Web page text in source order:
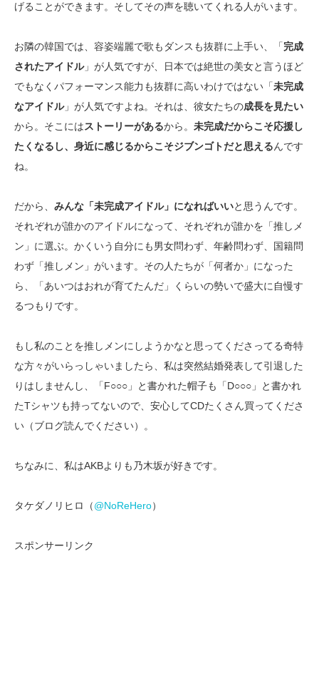
げることができます。そしてその声を聴いてくれる人がいます。
お隣の韓国では、容姿端麗で歌もダンスも抜群に上手い、「完成
されたアイドル」が人気ですが、日本では絶世の美女と言うほど
でもなくパフォーマンス能力も抜群に高いわけではない「未完成
なアイドル」が人気ですよね。それは、彼女たちの成長を見たい
から。そこにはストーリーがあるから。 未完成だからこそ応援し
たくなるし、身近に感じるからこそジブンゴトだと思えるんです
ね。
だから、 みんな「未完成アイドル」になればいいと思うんです。
それぞれが誰かのアイドルになって、それぞれが誰かを「推しメ
ン」に選ぶ。かくいう自分にも男女問わず、年齢問わず、国籍問
わず「推しメン」がいます。その人たちが「何者か」になった
ら、「あいつはおれが育てたんだ」くらいの勢いで盛大に自慢す
るつもりです。
もし私のことを推しメンにしようかなと思ってくださってる奇特
な方々がいらっしゃいましたら、私は突然結婚発表して引退した
りはしませんし、「F○○○」と書かれた帽子も「D○○○」と書かれ
たTシャツも持ってないので、安心してCDたくさん買ってくださ
い（ブログ読んでください）。
ちなみに、私はAKBよりも乃木坂が好きです。
タケダノリヒロ（@NoReHero）
スポンサーリンク